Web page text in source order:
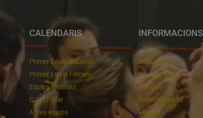
CALENDARIS
Primer Equip Masculí
Primer Equip Femení
Equips federats
C.E. El Vilar
Altres equips
INFORMACIONS
Actualitat
Inscripcions
Botiga
Documentació
Playoff